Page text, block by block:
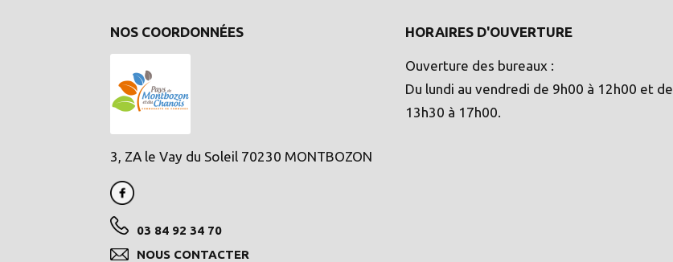
NOS COORDONNÉES
3, ZA le Vay du Soleil 70230 MONTBOZON
03 84 92 34 70
NOUS CONTACTER
HORAIRES D'OUVERTURE
Ouverture des bureaux :
Du lundi au vendredi de 9h00 à 12h00 et de
13h30 à 17h00.